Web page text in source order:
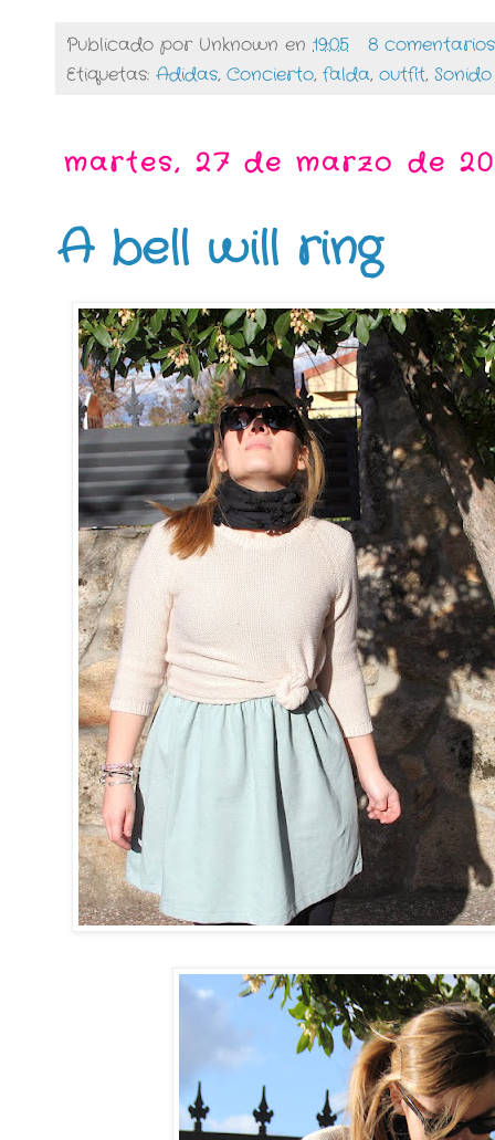
Publicado por Unknown en 19:05
8 comentarios
Etiquetas: Adidas, Concierto, falda, outfit,
martes, 27 de marzo de
A bell will ring